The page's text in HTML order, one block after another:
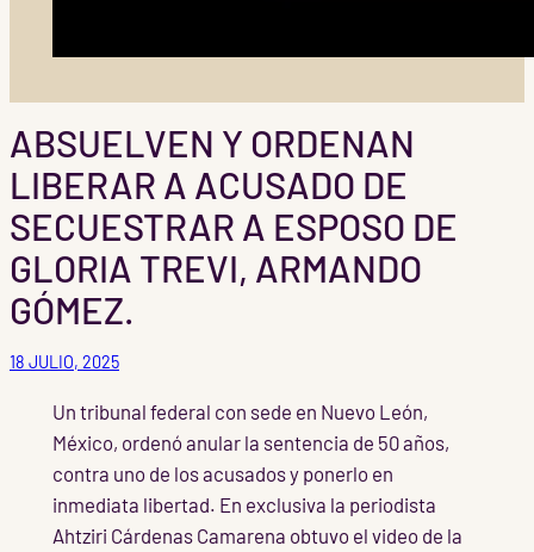
ABSUELVEN Y ORDENAN
LIBERAR A ACUSADO DE
SECUESTRAR A ESPOSO DE
GLORIA TREVI, ARMANDO
GÓMEZ.
18 JULIO, 2025
Un tribunal federal con sede en Nuevo León,
México, ordenó anular la sentencia de 50 años,
contra uno de los acusados y ponerlo en
inmediata libertad. En exclusiva la periodista
Ahtziri Cárdenas Camarena obtuvo el video de la